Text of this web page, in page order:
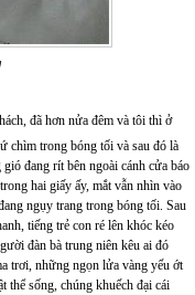
đã hơn nửa đêm và tôi thì ở
chìm trong bóng tối và sau đó là
đang rít bên ngoài cánh cửa báo
hai giấy ấy, mắt vẫn nhìn vào
ngụy trang trong bóng tối. Sau
tiếng trẻ con ré lên khóc kéo
đàn bà trung niên kêu ai đó
trơi, những ngọn lửa vàng yếu ớt
thể sống, chúng khuếch đại cái